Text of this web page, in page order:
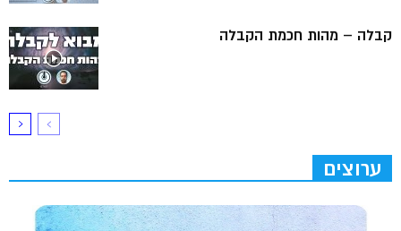
קבלה – מהות חכמת הקבלה
ערוצים